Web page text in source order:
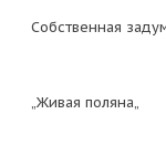
Собственная
„Живая поляна„